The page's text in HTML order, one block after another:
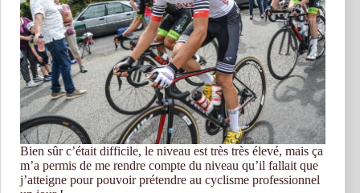
Bien sûr c’était difficile, le niveau est très très élevé, mais ça
m’a permis de me rendre compte du niveau qu’il fallait que
j’atteigne pour pouvoir prétendre au cyclisme professionnel